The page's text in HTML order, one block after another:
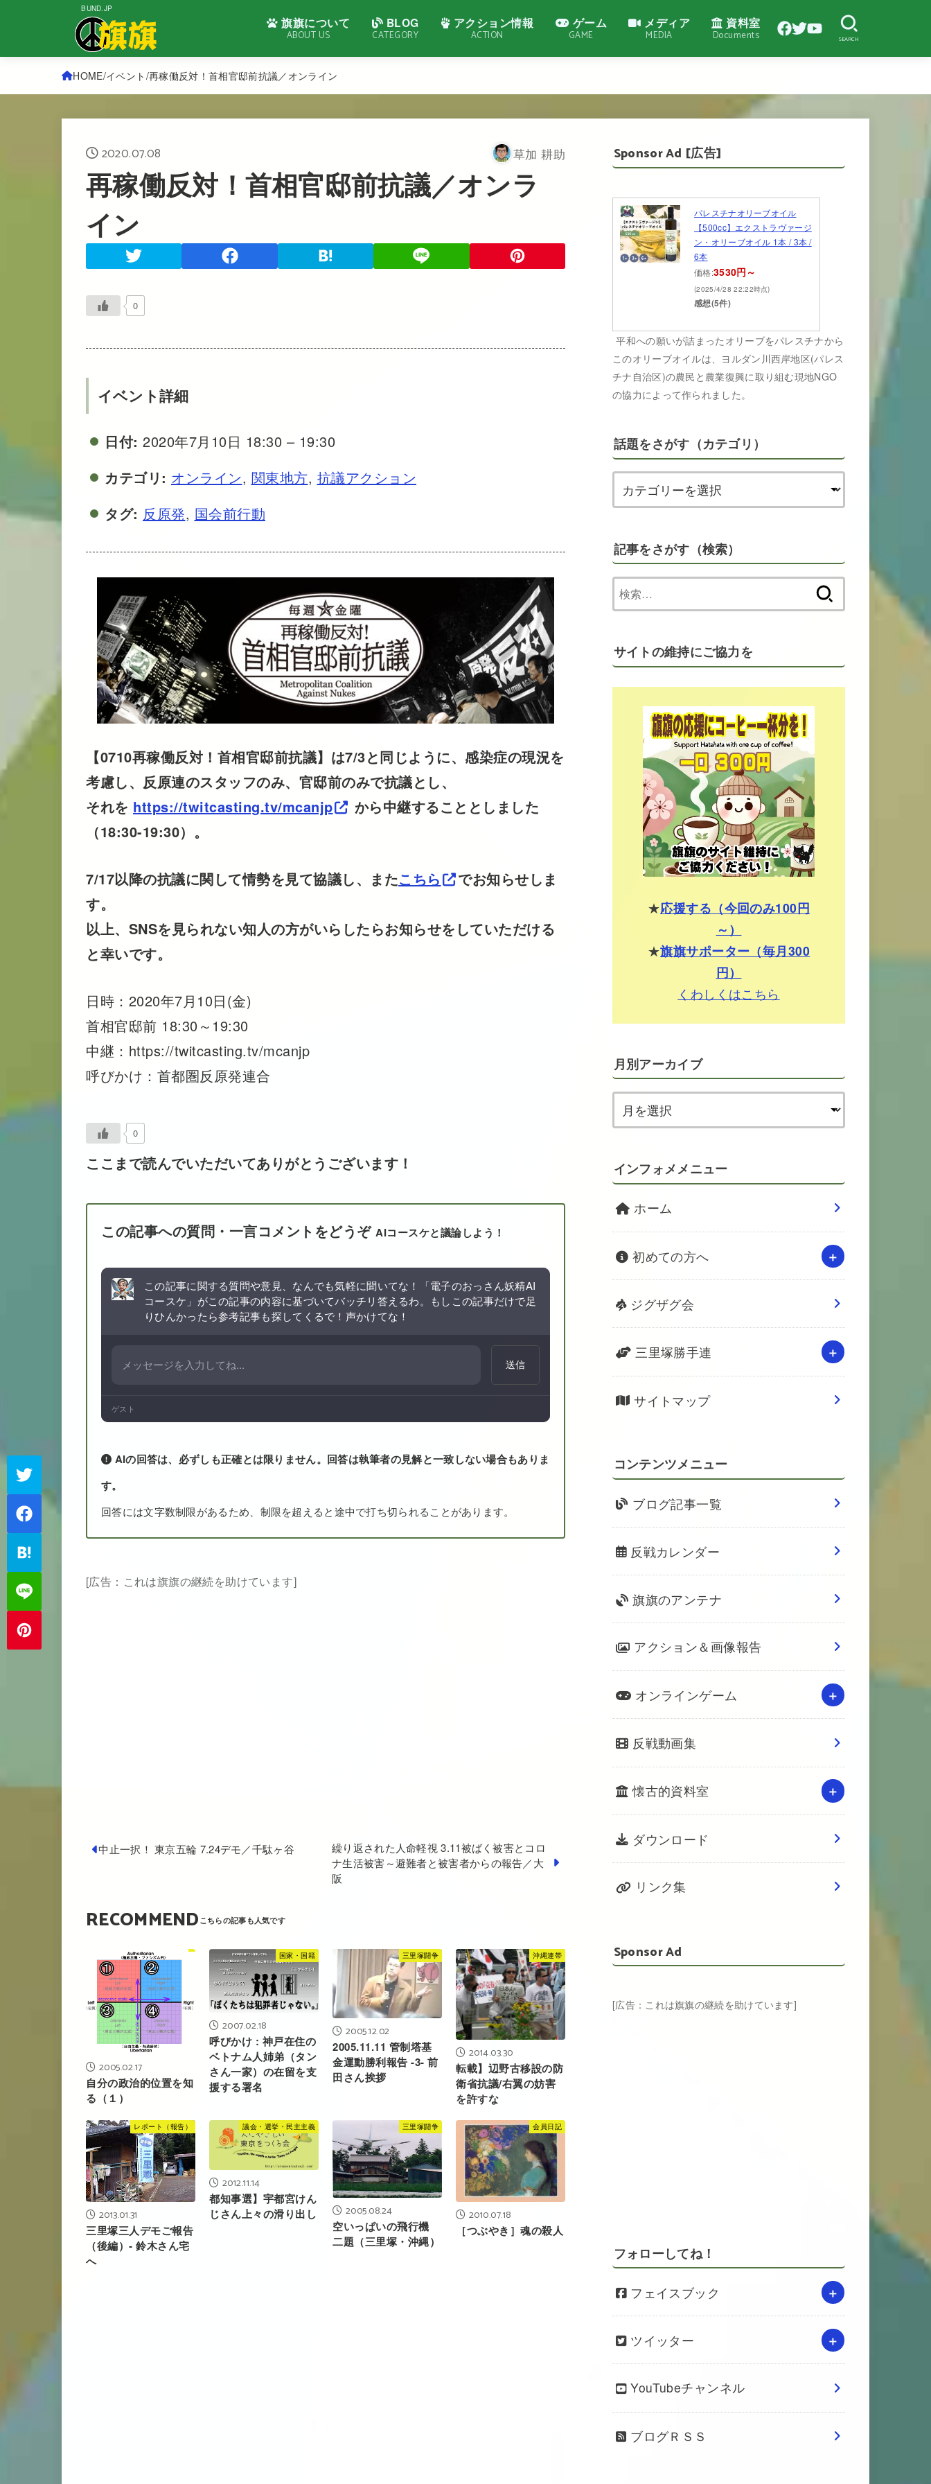
BUND.JP
旗旗について
ABOUT US
BLOG
CATEGORY
アクション情報
ACTION
ゲーム
GAME
メディア
MEDIA
資料室
Documents SEARCH
HOME イベント 再稼働反対！首相官邸前抗議／オンライン
2020.07.08 草加 耕助
再稼働反対！首相官邸前抗議／オンラ
イン
0
イベント詳細
日付: 2020年7月10日 18:30 – 19:30
カテゴリ: オンライン, 関東地方, 抗議アクション
タグ: 反原発, 国会前行動
【0710再稼働反対！首相官邸前抗議】は7/3と同じように、感染症の現況を
考慮し、反原連のスタッフのみ、官邸前のみで抗議とし、
それを https://twitcasting.tv/mcanjp
から中継することとしました
（18:30-19:30）。
7/17以降の抗議に関して情勢を見て協議し、またこちら
でお知らせしま
す。
以上、SNSを見られない知人の方がいらしたらお知らせをしていただける
と幸いです。
日時：2020年7月10日(金)
首相官邸前 18:30～19:30
中継：https://twitcasting.tv/mcanjp
呼びかけ：首都圏反原発連合
0
ここまで読んでいただいてありがとうございます！
この記事への質問・一言コメントをどうぞ AIコースケと議論しよう！
この記事に関する質問や意見、なんでも気軽に聞いてな！「電子のおっさん妖精AI
コースケ」がこの記事の内容に基づいてバッチリ答えるわ。もしこの記事だけで足
りひんかったら参考記事も探してくるで！声かけてな！
送信
ゲスト
AIの回答は、必ずしも正確とは限りません。回答は執筆者の見解と一致しない場合もありま
す。
回答には文字数制限があるため、制限を超えると途中で打ち切られることがあります。
[広告：これは旗旗の継続を助けています]
繰り返された人命軽視 3.11被ばく被害とコロ
ナ生活被害～避難者と被害者からの報告／大
阪
中止一択！ 東京五輪 7.24デモ／千駄ヶ谷
RECOMMEND
2005.02.17
自分の政治的位置を知
る（１）
国家・国籍
2007.02.18
呼びかけ : 神戸在住の
ベトナム人姉弟（タン
さん一家）の在留を支
援する署名
三里塚闘争
2005.12.02
2005.11.11 管制塔基
金運動勝利報告 -3- 前
田さん挨拶
沖縄連帯
2014.03.30
転載】辺野古移設の防
衛省抗議/右翼の妨害
を許すな
レポート（報告）
2013.01.31
三里塚三人デモご報告
（後編）‐ 鈴木さん宅
へ
議会・選挙・民主主義
2012.11.14
都知事選】宇都宮けん
じさん上々の滑り出し
三里塚闘争
2005.08.24
空いっぱいの飛行機
二題（三里塚・沖縄）
会員日記
2010.07.18
［つぶやき］魂の殺人
Sponsor Ad [広告]
パレスチナオリーブオイル
【500cc】エクストラヴァージ
ン・オリーブオイル 1本 / 3本 /
6本
価格:3530円～
(2025/4/28 22:22時点)
感想(5件)
平和への願いが詰まったオリーブをパレスチナから
このオリーブオイルは、ヨルダン川西岸地区(パレス
チナ自治区)の農民と農業復興に取り組む現地NGO
の協力によって作られました。
話題をさがす（カテゴリ）
記事をさがす（検索）
索:
サイトの維持にご協力を
★応援する（今回のみ100円
～）
★旗旗サポーター（毎月300
円）
くわしくはこちら
月別アーカイブ
インフォメメニュー
ホーム
初めての方へ
ジグザグ会
三里塚勝手連
サイトマップ
コンテンツメニュー
ブログ記事一覧
反戦カレンダー
旗旗のアンテナ
アクション＆画像報告
オンラインゲーム
反戦動画集
懐古的資料室
ダウンロード
リンク集
Sponsor Ad
[広告：これは旗旗の継続を助けています]
フォローしてね！
フェイスブック
ツイッター
YouTubeチャンネル
ブログＲＳＳ